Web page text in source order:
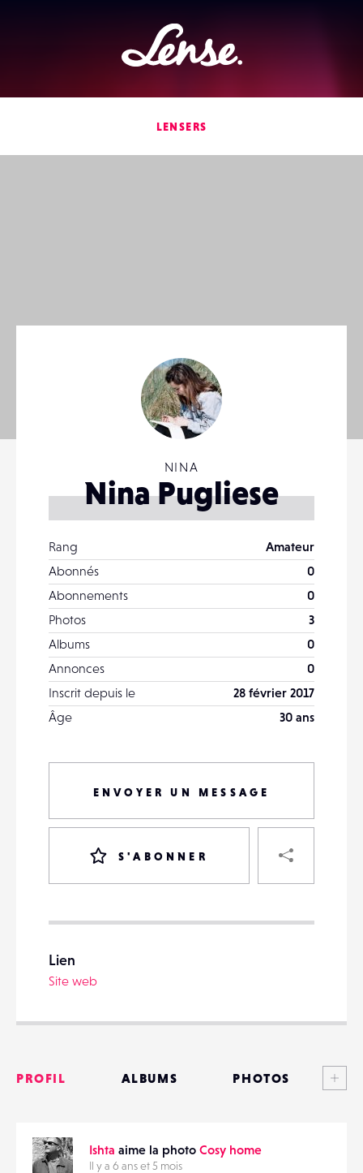
Lense
LENSERS
NINA
Nina Pugliese
Rang
Amateur
Abonnés
0
Abonnements
0
Photos
3
Albums
0
Annonces
0
Inscrit depuis le
28 février 2017
Âge
30 ans
ENVOYER UN MESSAGE
S'ABONNER
EMAIL
Lien
Site web
PROFIL ALBUMS PHOTOS
MATÉRIELS
Ishta aime la photo Cosy home
Il y a 6 ans et 5 mois